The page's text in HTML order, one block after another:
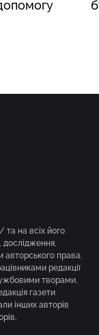
та на всіх його
дослідження,
авторського права.
редакції
творами,
газети
інших авторів